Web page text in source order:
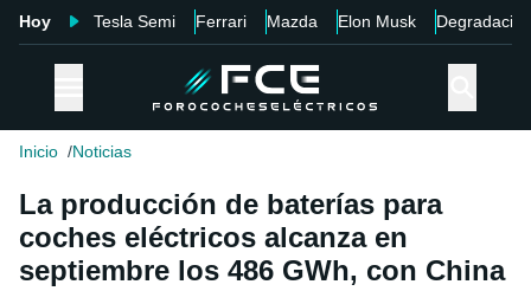
Hoy Tesla Semi Ferrari Mazda Elon Musk Degradación
Inicio Noticias
La producción de baterías para
coches eléctricos alcanza en
septiembre los 486 GWh, con China